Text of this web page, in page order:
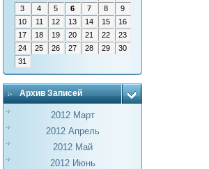
3
4 5 6 7 8
9
10
11 12 13 14 15
16
17
18 19 20 21 22
23
24
25 26 27 28 29
30
31
Архив Записей
2012 Март
2012 Апрель
2012 Май
2012 Июнь